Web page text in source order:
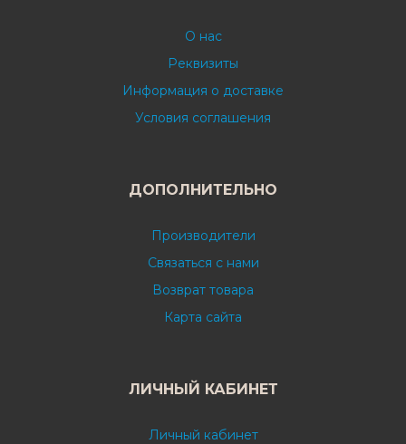
О нас
Реквизиты
Информация о доставке
Условия соглашения
ДОПОЛНИТЕЛЬНО
Производители
Связаться с нами
Возврат товара
Карта сайта
ЛИЧНЫЙ КАБИНЕТ
Личный кабинет